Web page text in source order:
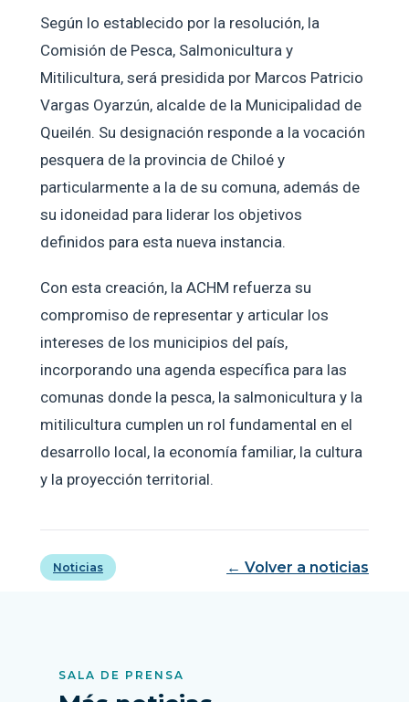
Según lo establecido por la resolución, la
Comisión de Pesca, Salmonicultura y
Mitilicultura, será presidida por Marcos Patricio
Vargas Oyarzún, alcalde de la Municipalidad de
Queilén. Su designación responde a la vocación
pesquera de la provincia de Chiloé y
particularmente a la de su comuna, además de
su idoneidad para liderar los objetivos
definidos para esta nueva instancia.
Con esta creación, la ACHM refuerza su
compromiso de representar y articular los
intereses de los municipios del país,
incorporando una agenda específica para las
comunas donde la pesca, la salmonicultura y la
mitilicultura cumplen un rol fundamental en el
desarrollo local, la economía familiar, la cultura
y la proyección territorial.
Noticias ← Volver a noticias
SALA DE PRENSA